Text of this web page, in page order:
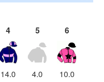
4 5 6
14.0 4.0 10.0